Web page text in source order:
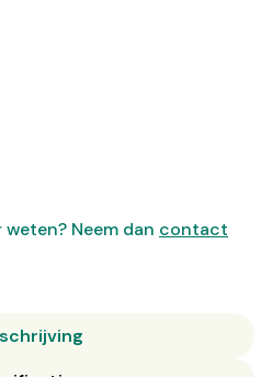
Neem dan contact